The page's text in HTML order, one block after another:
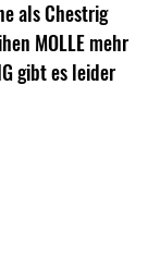
als Chestrig
MOLLE mehr
gibt es leider